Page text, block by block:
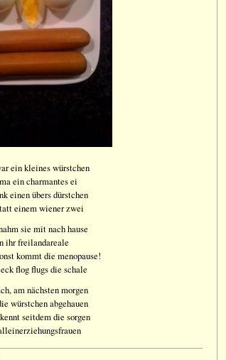
ein kleines würstchen
ein charmantes ei
einen übers dürstchen
einem wiener zwei
sie mit nach hause
ihr freilandareale
kommt die menopause!
flog flugs die schale
am nächsten morgen
würstchen abgehauen
seitdem die sorgen